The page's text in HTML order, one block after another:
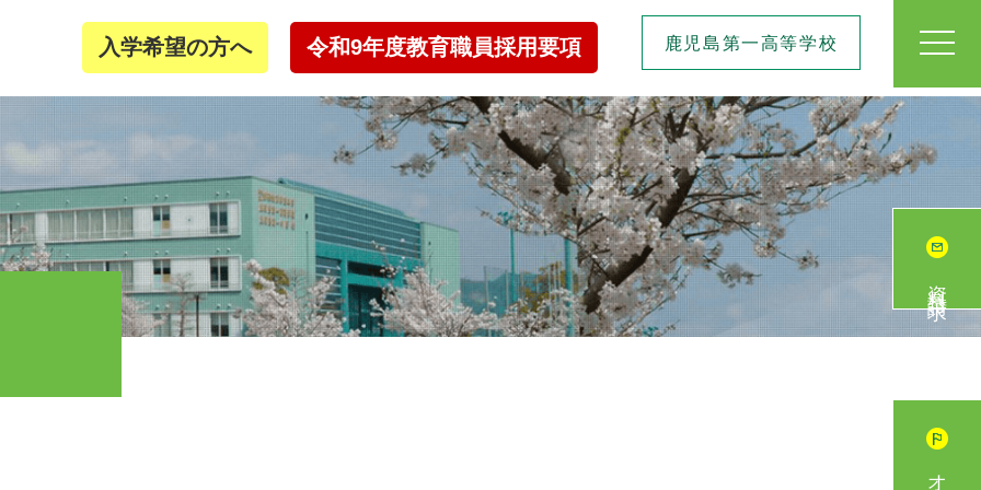
入学希望の方へ 令和9年度教育職員採用要項 鹿児島第一高等学校
資料請求